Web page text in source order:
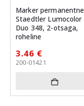
Marker permanentne
Staedtler Lumocolor
Duo 348, 2-otsaga,
roheline
3.46 €
200-01421